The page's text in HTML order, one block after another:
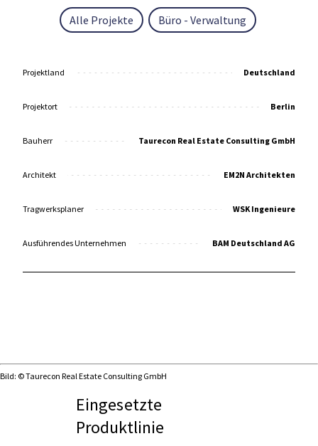
Alle Projekte Büro - Verwaltung
Projektland Deutschland
Projektort Berlin
Bauherr Taurecon Real Estate Consulting GmbH
Architekt EM2N Architekten
Tragwerksplaner WSK Ingenieure
Ausführendes Unternehmen BAM Deutschland AG
Bild: © Taurecon Real Estate Consulting GmbH
Eingesetzte
Produktlinie